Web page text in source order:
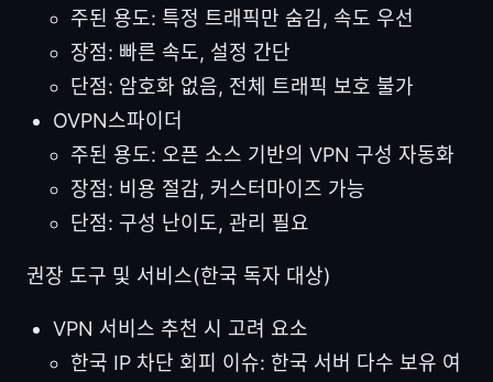
주된 용도: 특정 트래픽만 숨김, 속도 우선
장점: 빠른 속도, 설정 간단
단점: 암호화 없음, 전체 트래픽 보호 불가
OVPN스파이더
주된 용도: 오픈 소스 기반의 VPN 구성 자동화
장점: 비용 절감, 커스터마이즈 가능
단점: 구성 난이도, 관리 필요
권장 도구 및 서비스(한국 독자 대상)
VPN 서비스 추천 시 고려 요소
한국 IP 차단 회피 이슈: 한국 서버 다수 보유 여